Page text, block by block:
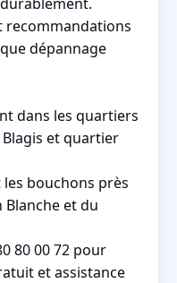
recommandations
dépannage
dans les quartiers
et quartier
bouchons près
et du
80 00 72 pour
et assistance